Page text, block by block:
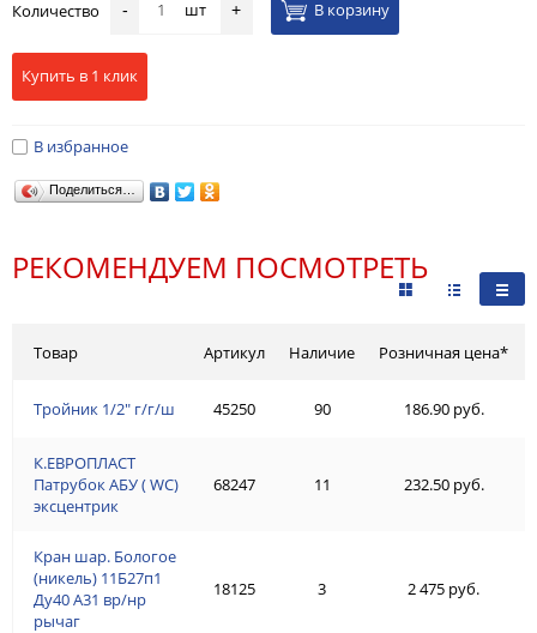
Количество - шт + В корзину
Купить в 1 клик
В избранное
Поделиться…
РЕКОМЕНДУЕМ ПОСМОТРЕТЬ
Товар
Тройник 1/2" г/г/ш
К.ЕВРОПЛАСТ
Патрубок АБУ ( WC)
эксцентрик
Кран шар. Бологое
(никель) 11Б27п1
Ду40 А31 вр/нр
рычаг
Артикул Наличие Розничная цена*
45250 90 186.90 руб.
68247 11 232.50 руб.
18125 3 2 475 руб.